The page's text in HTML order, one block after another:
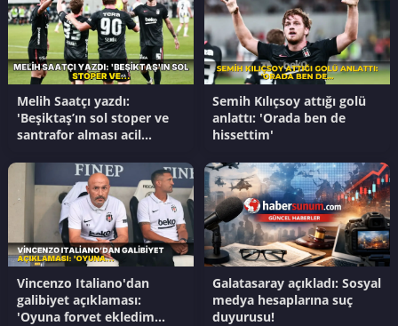
Melih Saatçı yazdı:
'Beşiktaş’ın sol stoper ve
santrafor alması acil
Semih Kılıçsoy attığı golü
anlattı: 'Orada ben de
hissettim'
Vincenzo Italiano'dan
galibiyet açıklaması:
'Oyuna forvet ekledim
Galatasaray açıkladı: Sosyal
medya hesaplarına suç
duyurusu!